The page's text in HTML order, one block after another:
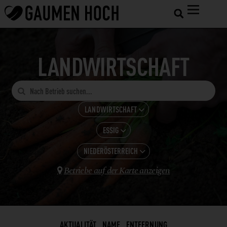
LANDWIRTSCHAFT

LANDWIRTSCHAFT 
ALLE KATEGORIEN
GASTRONOMIE
HOTELS
LANDWIRTSCHAFT
WEINBAU
ESSIG 
ALLE ANZEIGEN
BROT
ESSIG
FEINKOSTERZEUGNISSE
NIEDERÖSTERREICH 
NIEDERÖSTERREICH
 Betriebe auf der Karte anzeigen
AKTUALITÄT NAME ENTFERNUNG